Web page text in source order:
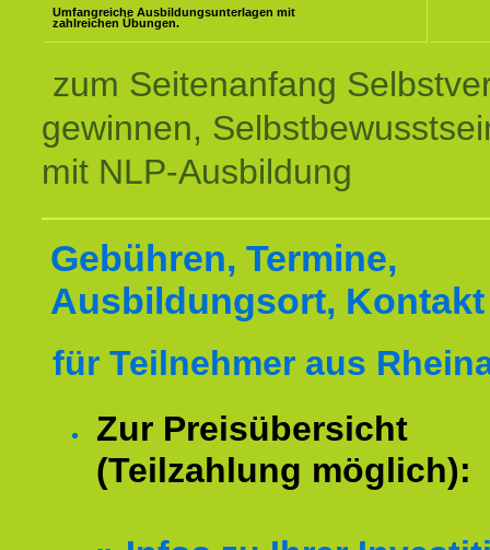
Umfangreiche Ausbildungsunterlagen mit
zahlreichen Übungen.
zum Seitenanfang
gewinnen,
mit NLP-Ausbildung
Gebühren, Termine,
Ausbildungsort, Kontakt
für Teilnehmer aus
Zur Preisübersicht
(Teilzahlung möglich):